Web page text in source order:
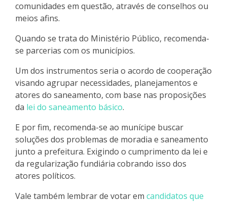
comunidades em questão, através de conselhos ou
meios afins.
Quando se trata do Ministério Público, recomenda-
se parcerias com os municípios.
Um dos instrumentos seria o acordo de cooperação
visando agrupar necessidades, planejamentos e
atores do saneamento, com base nas proposições
da lei do saneamento básico.
E por fim, recomenda-se ao munícipe buscar
soluções dos problemas de moradia e saneamento
junto a prefeitura. Exigindo o cumprimento da lei e
da regularização fundiária cobrando isso dos
atores políticos.
Vale também lembrar de votar em candidatos que